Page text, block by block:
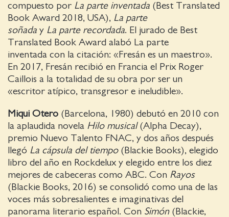
compuesto por La parte inventada (Best Translated
Book Award 2018, USA), La parte
soñada y La parte recordada. El jurado de Best
Translated Book Award alabó La parte
inventada con la citación: «Fresán es un maestro».
En 2017, Fresán recibió en Francia el Prix Roger
Caillois a la totalidad de su obra por ser un
«escritor atípico, transgresor e ineludible».
Miqui Otero (Barcelona, 1980) debutó en 2010 con
la aplau­dida novela Hilo musical(Alpha Decay),
premio Nuevo Talento FNAC, y dos años después
llegó La cápsula del tiempo(Blackie Books), elegido
libro del año en Rockdelux y elegido entre los diez
mejores de cabeceras como ABC. Con Rayos
(Blackie Books, 2016) se consolidó como una de las
voces más sobresalientes e imagi­nativas del
panorama literario español. Con Simón(Blackie,